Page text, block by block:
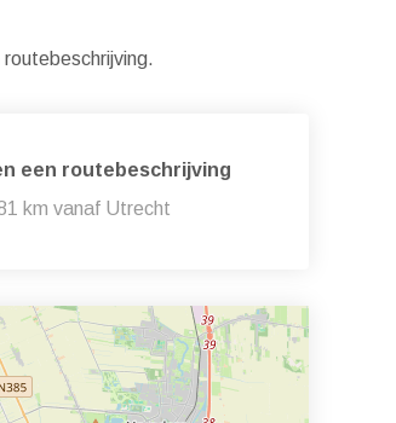
een routebeschrijving
km vanaf Utrecht